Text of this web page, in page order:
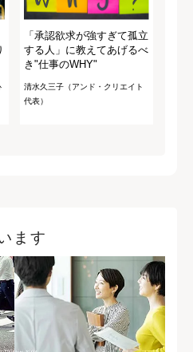
「承認欲求が強すぎて孤立
する人」に教えてあげるべ
き"仕事のWHY"
清水久三子（アンド・クリエイト
代表）
ます